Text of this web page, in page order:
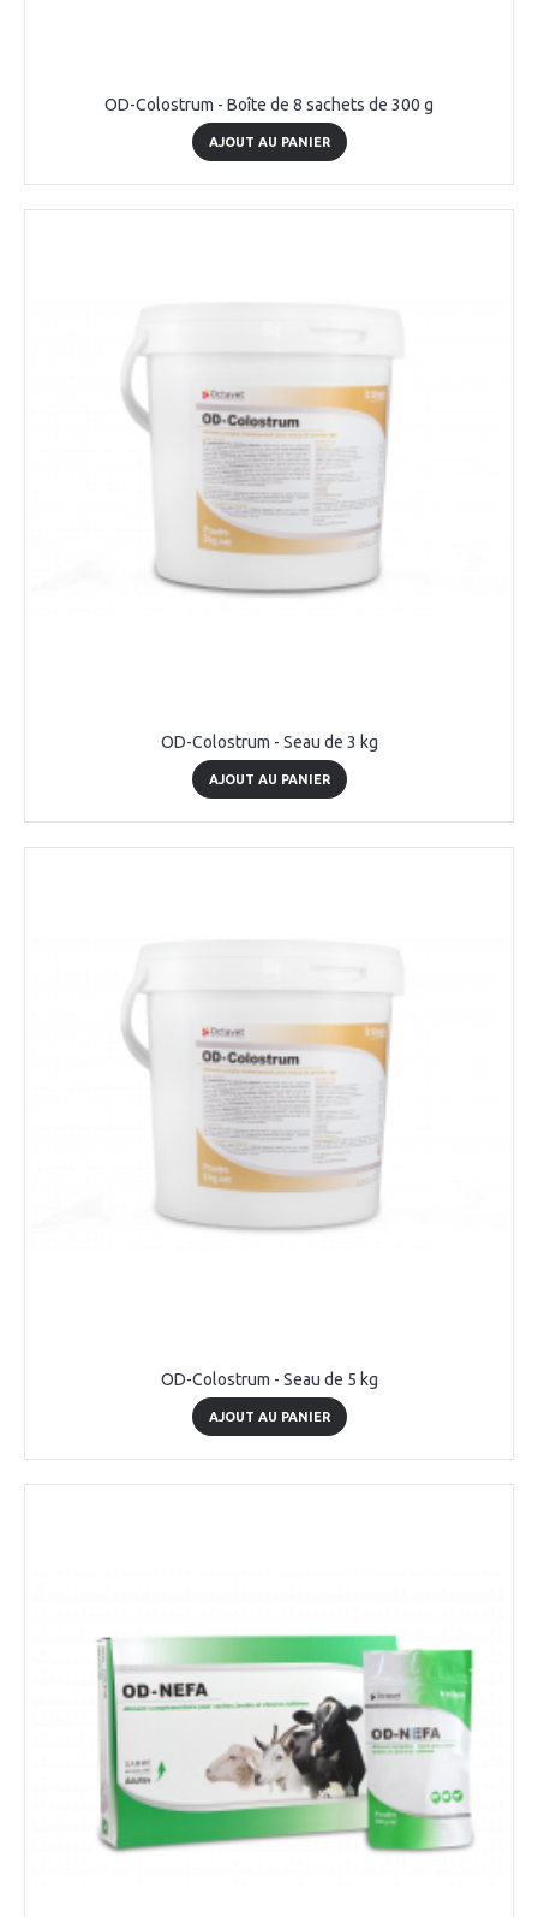
OD-Colostrum - Boîte de 8 sachets de 300 g
AJOUT AU PANIER
OD-Colostrum - Seau de 3 kg
AJOUT AU PANIER
OD-Colostrum - Seau de 5 kg
AJOUT AU PANIER